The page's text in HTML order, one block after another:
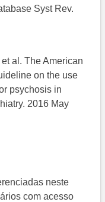
Syst Rev.
al. The American
on the use
psychosis in
2016 May
neste
com acesso